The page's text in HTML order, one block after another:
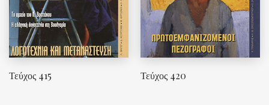
Τεύχος 415 Τεύχος 420